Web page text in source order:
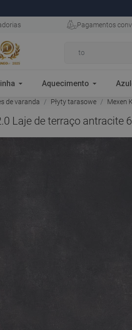
Pagamentos
Aquecimento
de varanda Płyty tarasowe Mexen
Laje de terraço antracite